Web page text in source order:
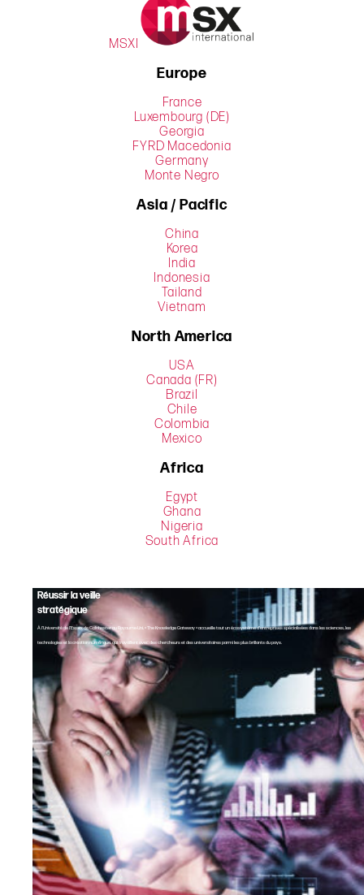
MSXI
Europe
France
Luxembourg (DE)
Georgia
FYRD Macedonia
Germany
Monte Negro
Asia / Pacific
China
Korea
India
Indonesia
Tailand
Vietnam
North America
USA
Canada (FR)
Brazil
Chile
Colombia
Mexico
Africa
Egypt
Ghana
Nigeria
South Africa
À l’Université de l’Essex de Colchester au Royaume-Uni, « The Knowledge Gateway » accueille tout un écosystème d’entreprises spécialisées dans les sciences, les
technologies et la création numérique, qui travaillent avec des chercheurs et des universitaires parmi les plus brillants du pays.
Réussir la veille
stratégique